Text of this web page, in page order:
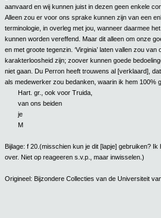
aanvaard en wij kunnen juist in dezen geen enkele
Alleen zou er voor ons sprake kunnen zijn van een
terminologie, in overleg met jou, wanneer daarmee
kunnen worden vereffend. Maar dit alleen om onze
en met groote tegenzin. ‘Virginia’ laten vallen zou van
karakterloosheid zijn; zoover kunnen goede
niet gaan. Du Perron heeft trouwens al [verklaard],
als medewerker zou bedanken, waarin ik hem 100%
Hart. gr., ook voor Truida,
van ons beiden
je
M
Bijlage: f 20.(misschien kun je dit [lapje] gebruiken? Ik
over. Niet op reageeren s.v.p., maar inwisselen.)
Origineel: Bijzondere Collecties van de Universiteit